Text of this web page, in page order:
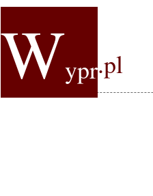
Wypr.pl